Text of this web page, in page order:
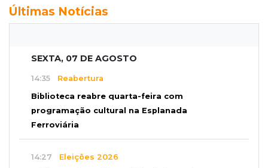
Últimas Notícias
SEXTA, 07 DE AGOSTO
14:35 Reabertura
Biblioteca reabre quarta-feira com
programação cultural na Esplanada
Ferroviária
14:27 Eleições 2026